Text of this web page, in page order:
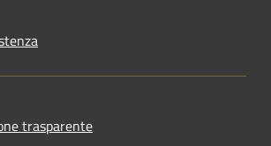
trasparente